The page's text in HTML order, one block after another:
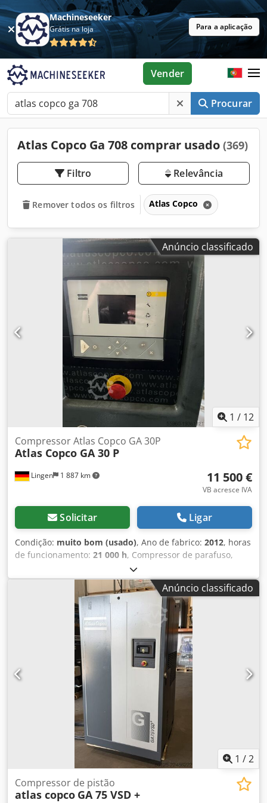
Machineseeker
Grátis na loja Para a aplicação
Procurar
Vender
Atlas Copco Ga 708 comprar usado (369)
Filtro Relevância
Remover todos os filtros Atlas Copco
Anúncio classificado
1 / 12
Lingen 1 887 km
Compressor Atlas Copco GA 30P
Atlas Copco GA 30 P
11 500 €
VB acresce IVA
Solicitar Ligar
Condição: muito bom (usado), Ano de fabrico: 2012, horas
de funcionamento: 21 000 h, Compressor de parafuso,
tanque de ar comprimido, secador, separador de óleo,
localização em Mühlheim an der Ruhr Csdpfx Alewr
Anúncio classificado
1 /2
Compressor de pistão
atlas copco GA 75 VSD +